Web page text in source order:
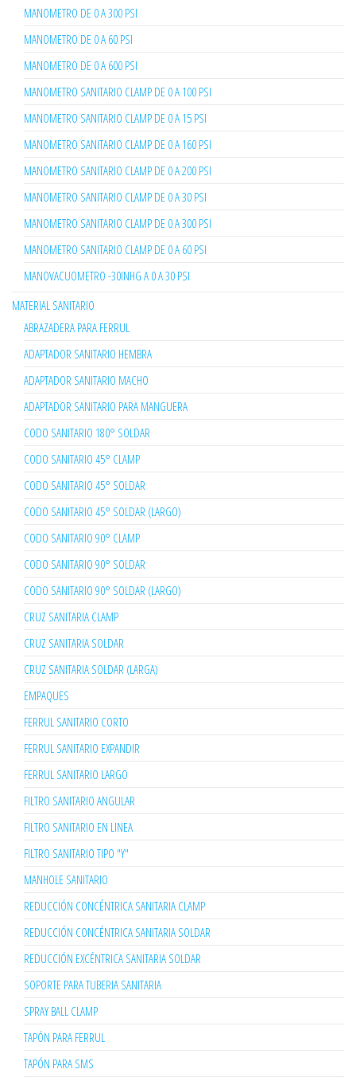
MANOMETRO DE 0 A 300 PSI
MANOMETRO DE 0 A 60 PSI
MANOMETRO DE 0 A 600 PSI
MANOMETRO SANITARIO CLAMP DE 0 A 100 PSI
MANOMETRO SANITARIO CLAMP DE 0 A 15 PSI
MANOMETRO SANITARIO CLAMP DE 0 A 160 PSI
MANOMETRO SANITARIO CLAMP DE 0 A 200 PSI
MANOMETRO SANITARIO CLAMP DE 0 A 30 PSI
MANOMETRO SANITARIO CLAMP DE 0 A 300 PSI
MANOMETRO SANITARIO CLAMP DE 0 A 60 PSI
MANOVACUOMETRO -30INHG A 0 A 30 PSI
MATERIAL SANITARIO
ABRAZADERA PARA FERRUL
ADAPTADOR SANITARIO HEMBRA
ADAPTADOR SANITARIO MACHO
ADAPTADOR SANITARIO PARA MANGUERA
CODO SANITARIO 180° SOLDAR
CODO SANITARIO 45° CLAMP
CODO SANITARIO 45° SOLDAR
CODO SANITARIO 45° SOLDAR (LARGO)
CODO SANITARIO 90° CLAMP
CODO SANITARIO 90° SOLDAR
CODO SANITARIO 90° SOLDAR (LARGO)
CRUZ SANITARIA CLAMP
CRUZ SANITARIA SOLDAR
CRUZ SANITARIA SOLDAR (LARGA)
EMPAQUES
FERRUL SANITARIO CORTO
FERRUL SANITARIO EXPANDIR
FERRUL SANITARIO LARGO
FILTRO SANITARIO ANGULAR
FILTRO SANITARIO EN LINEA
FILTRO SANITARIO TIPO "Y"
MANHOLE SANITARIO
REDUCCIÓN CONCÉNTRICA SANITARIA CLAMP
REDUCCIÓN CONCÉNTRICA SANITARIA SOLDAR
REDUCCIÓN EXCÉNTRICA SANITARIA SOLDAR
SOPORTE PARA TUBERIA SANITARIA
SPRAY BALL CLAMP
TAPÓN PARA FERRUL
TAPÓN PARA SMS